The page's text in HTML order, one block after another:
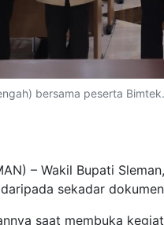
bersama peserta
– Wakil Bupati
sekadar
saat membuka